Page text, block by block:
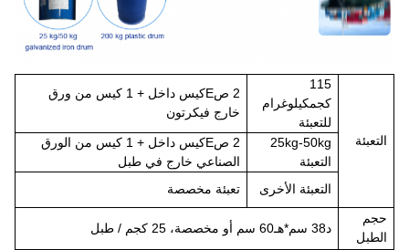
التعبئة
115
كجمكيلوغرام
للتعبئة
2 ص E
كيس داخل + 1 كيس من ورق
خارج فيكرتون
25kg-50kg
التعبئة
2 ص E
كيس داخل + 1 كيس من الورق
الصناعي خارج في طبل
التعبئة الأخرى
تعبئة مخصصة
حجم
الطبل
38 سم* هـ60 سم أو مخصصة، 25 كجم / طبل